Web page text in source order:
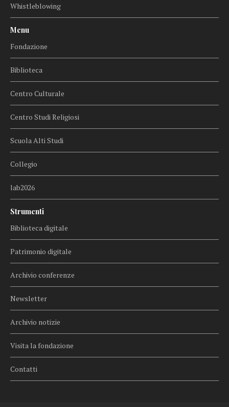
Whistleblowing
Menu
Fondazione
Biblioteca
Centro Culturale
Centro Studi Religiosi
Scuola Alti Studi
Collegio
lab2026
Strumenti
Biblioteca digitale
Patrimonio digitale
Archivio conferenze
Newsletter
Archivio notizie
Visita la fondazione
Contatti